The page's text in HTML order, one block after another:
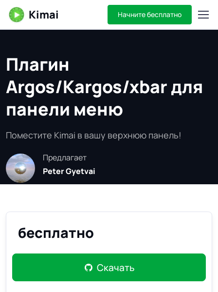
Kimai Начните бесплатно
Плагин
Argos/Kargos/xbar для
панели меню
Поместите Kimai в вашу верхнюю панель!
Предлагает
Peter Gyetvai
бесплатно
Скачать